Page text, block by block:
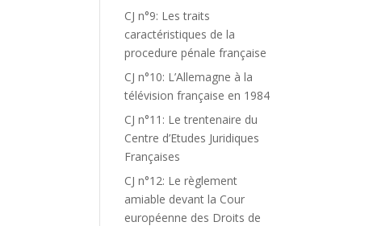
CJ n°9: Les traits
caractéristiques de la
procedure pénale française
CJ n°10: L’Allemagne à la
télévision française en 1984
CJ n°11: Le trentenaire du
Centre d’Etudes Juridiques
Françaises
CJ n°12: Le règlement
amiable devant la Cour
européenne des Droits de